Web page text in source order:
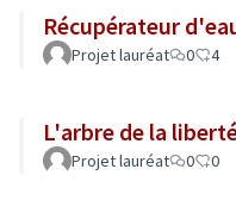
Récupérateur
Projet lauréat 0 4
L'arbre de la
Projet lauréat 0 0